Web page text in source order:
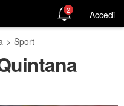
2 Accedi
> Sport